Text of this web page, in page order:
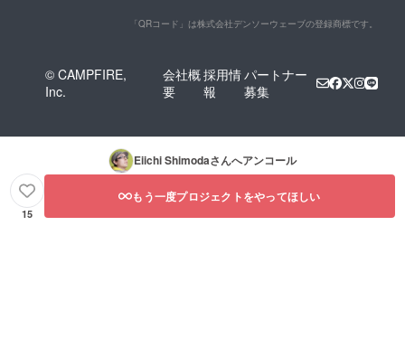
ターン
可能で
す。
「QRコード」は株式会社デンソーウェーブの登録商標です。
© CAMPFIRE,
Inc.
会社概
要
採用情
報
パートナー
募集
Eiichi Shimodaさんへアンコール
15
もう一度プロジェクトをやってほしい